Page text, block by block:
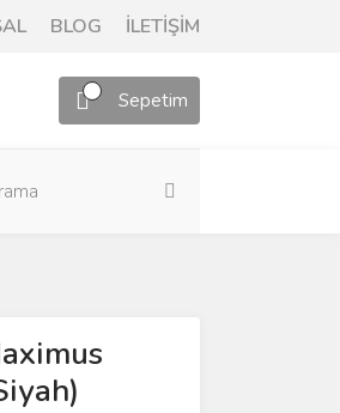
BLOG İLETİŞİM
Sepetim